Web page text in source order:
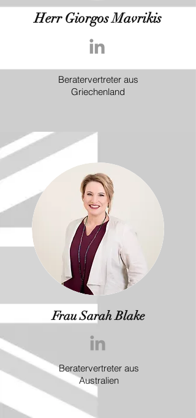
Herr Giorgos Mavrikis
Beratervertreter aus
Griechenland
Frau Sarah Blake
Beratervertreter aus
Australien